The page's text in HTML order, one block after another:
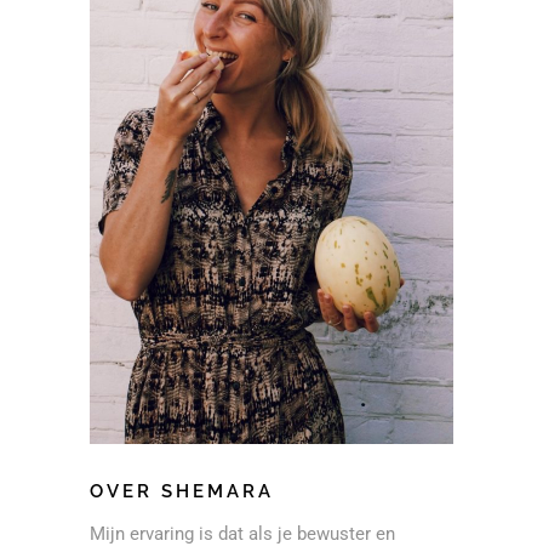
OVER SHEMARA
Mijn ervaring is dat als je bewuster en